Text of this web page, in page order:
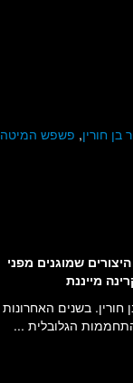
בן חורין, פשפש המיטה
שמוגנים מפני
מייננת
בשנים האחרונות
הגלובלית ...